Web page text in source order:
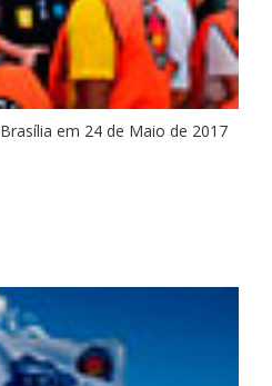
em 24 de Maio de 2017